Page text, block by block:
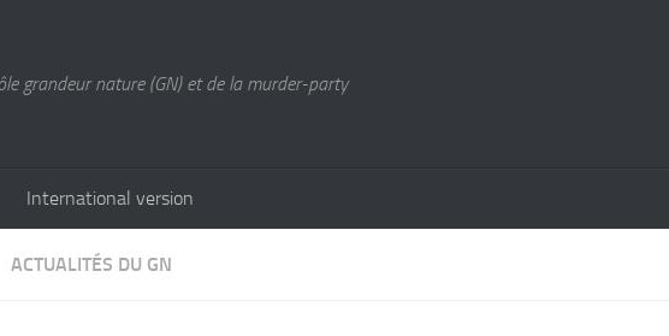
grandeur nature (GN) et de la murder-party
International version
ACTUALITÉS DU GN